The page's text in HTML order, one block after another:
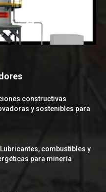
constructivas
y sostenibles para
combustibles y
para minería